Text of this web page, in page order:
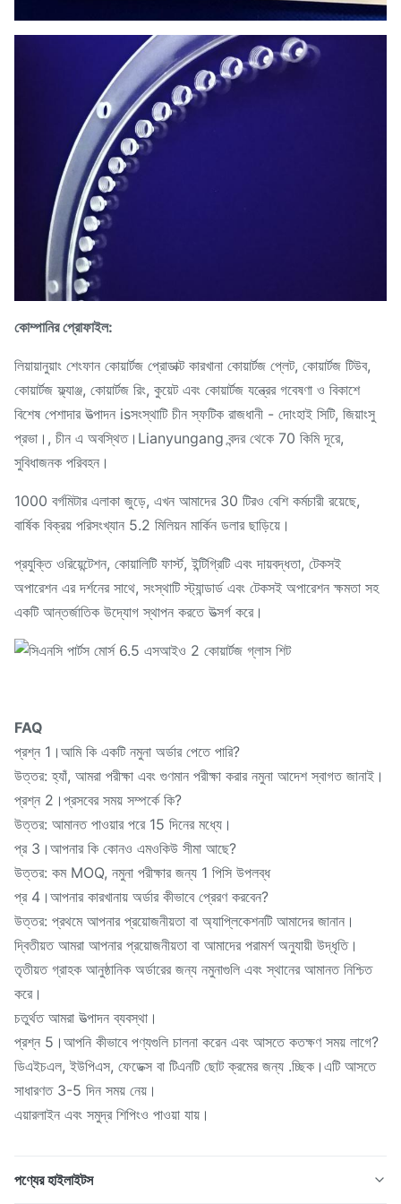
কোম্পানির প্রোফাইল:
লিয়ায়ানুয়াং শেংফান কোয়ার্টজ প্রোডাক্ট কারখানা কোয়ার্টজ প্লেট, কোয়ার্টজ টিউব,
কোয়ার্টজ ফ্ল্যাঞ্জ, কোয়ার্টজ রিং, কুয়েট এবং কোয়ার্টজ যন্ত্রের গবেষণা ও বিকাশে
বিশেষ পেশাদার উত্পাদন isসংস্থাটি চীন স্ফটিক রাজধানী - দোংহাই সিটি, জিয়াংসু
প্রভা।, চীন এ অবস্থিত।Lianyungang বন্দর থেকে 70 কিমি দূরে,
সুবিধাজনক পরিবহন।
1000 বর্গমিটার এলাকা জুড়ে, এখন আমাদের 30 টিরও বেশি কর্মচারী রয়েছে,
বার্ষিক বিক্রয় পরিসংখ্যান 5.2 মিলিয়ন মার্কিন ডলার ছাড়িয়ে।
প্রযুক্তি ওরিয়েন্টেশন, কোয়ালিটি ফার্স্ট, ইন্টিগ্রিটি এবং দায়বদ্ধতা, টেকসই
অপারেশন এর দর্শনের সাথে, সংস্থাটি স্ট্যান্ডার্ড এবং টেকসই অপারেশন ক্ষমতা সহ
একটি আন্তর্জাতিক উদ্যোগ স্থাপন করতে উত্সর্গ করে।
FAQ
প্রশ্ন 1।আমি কি একটি নমুনা অর্ডার পেতে পারি?
উত্তর: হ্যাঁ, আমরা পরীক্ষা এবং গুণমান পরীক্ষা করার নমুনা আদেশ স্বাগত জানাই।
প্রশ্ন 2।প্রসবের সময় সম্পর্কে কি?
উত্তর: আমানত পাওয়ার পরে 15 দিনের মধ্যে।
প্র 3।আপনার কি কোনও এমওকিউ সীমা আছে?
উত্তর: কম MOQ, নমুনা পরীক্ষার জন্য 1 পিসি উপলব্ধ
প্র 4।আপনার কারখানায় অর্ডার কীভাবে প্রেরণ করবেন?
উত্তর: প্রথমে আপনার প্রয়োজনীয়তা বা অ্যাপ্লিকেশনটি আমাদের জানান।
দ্বিতীয়ত আমরা আপনার প্রয়োজনীয়তা বা আমাদের পরামর্শ অনুযায়ী উদ্ধৃতি।
তৃতীয়ত গ্রাহক আনুষ্ঠানিক অর্ডারের জন্য নমুনাগুলি এবং স্থানের আমানত নিশ্চিত
করে।
চতুর্থত আমরা উত্পাদন ব্যবস্থা।
প্রশ্ন 5।আপনি কীভাবে পণ্যগুলি চালনা করেন এবং আসতে কতক্ষণ সময় লাগে?
ডিএইচএল, ইউপিএস, ফেডেক্স বা টিএনটি ছোট ক্রমের জন্য .চ্ছিক।এটি আসতে
সাধারণত 3-5 দিন সময় নেয়।
এয়ারলাইন এবং সমুদ্র শিপিংও পাওয়া যায়।
পণ্যের হাইলাইটস